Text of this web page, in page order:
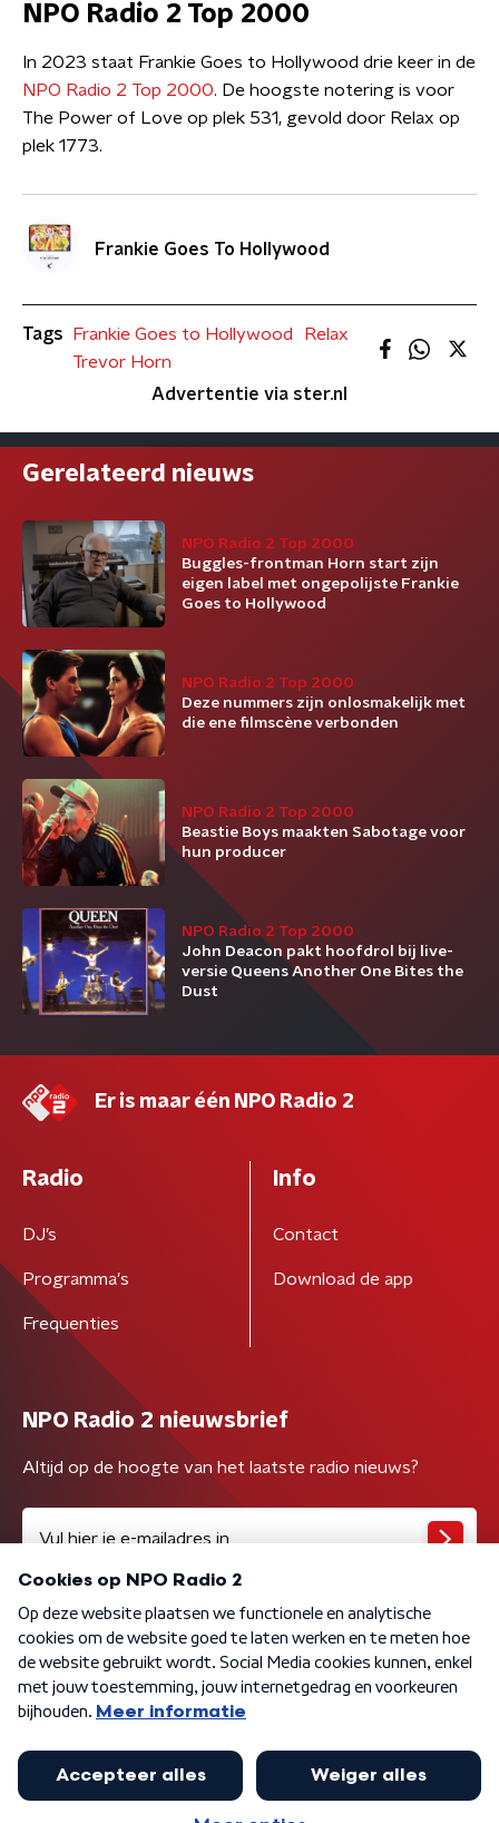
NPO Radio 2 Top 2000
In 2023 staat Frankie Goes to Hollywood drie keer in de
NPO Radio 2 Top 2000. De hoogste notering is voor
The Power of Love op plek 531, gevold door Relax op
plek 1773.
Frankie Goes To Hollywood
Tags Frankie Goes to Hollywood
Relax
Trevor Horn
Advertentie via ster.nl
Gerelateerd nieuws
NPO Radio 2 Top 2000
Buggles-frontman Horn start zijn
eigen label met ongepolijste Frankie
Goes to Hollywood
NPO Radio 2 Top 2000
Deze nummers zijn onlosmakelijk met
die ene filmscène verbonden
NPO Radio 2 Top 2000
Beastie Boys maakten Sabotage voor
hun producer
NPO Radio 2 Top 2000
John Deacon pakt hoofdrol bij live-
versie Queens Another One Bites the
Dust
Er is maar één NPO Radio 2
Radio
DJ’s
Programma's
Frequenties
Info
Contact
Download de app
NPO Radio 2 nieuwsbrief
Altijd op de hoogte van het laatste radio nieuws?
Algemene voorwaarden